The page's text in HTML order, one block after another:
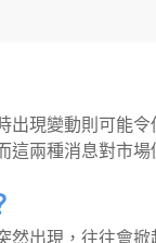
出現變動則可能
這兩種消息對市
然出現，往往會